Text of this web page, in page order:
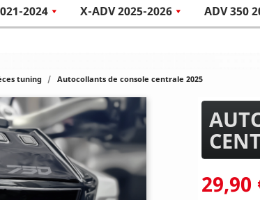
2024 X-ADV 2025-2026 ADV 350
tuning Autocollants de console centrale 2025
29,90